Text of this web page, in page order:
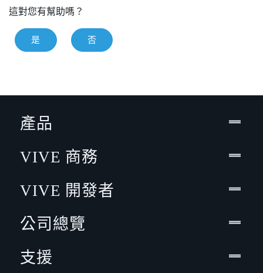
這對您有幫助嗎？
是 否
產品
VIVE 商務
VIVE 開發者
公司總覽
支援